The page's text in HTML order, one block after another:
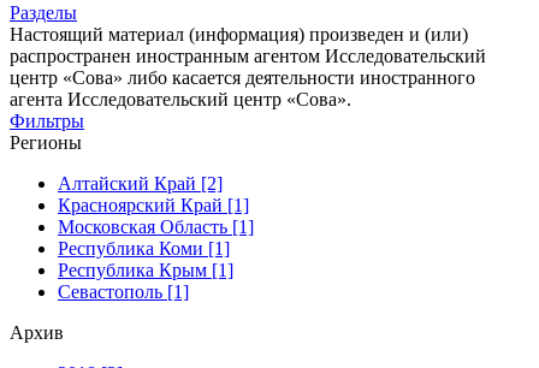
Разделы
Настоящий материал (информация) произведен и (или)
распространен иностранным агентом Исследовательский
центр «Сова» либо касается деятельности иностранного
агента Исследовательский центр «Сова».
Фильтры
Регионы
Алтайский Край [2]
Красноярский Край [1]
Московская Область [1]
Республика Коми [1]
Республика Крым [1]
Севастополь [1]
Архив